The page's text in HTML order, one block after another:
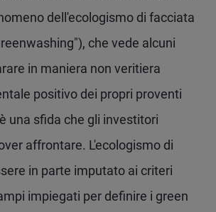
dell'ecologismo di facciata
che vede alcuni
in maniera non veritiera
positivo dei propri proventi
una sfida che gli investitori
affrontare. L'ecologismo di
in parte imputato ai criteri
impiegati per definire i green